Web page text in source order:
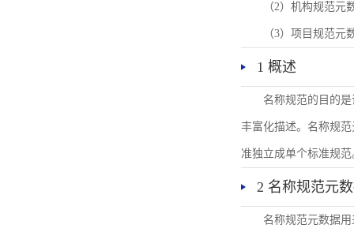
（2）机构规范元
（3）项目规范
1 概述
名称规范的目的
丰富化描述。名称规
准独立成单个标准规范
2 名称规范元
名称规范元数据